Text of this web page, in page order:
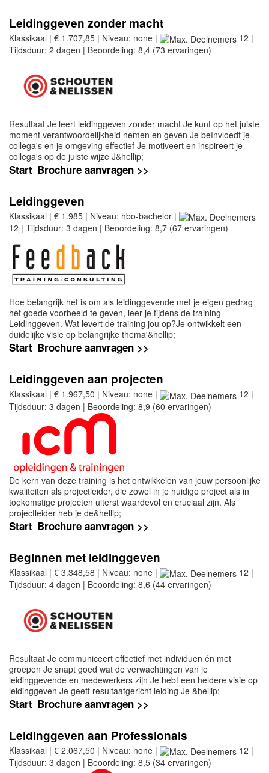
Leidinggeven zonder macht
Klassikaal | € 1.707,85 | Niveau: none |
12 |
Tijdsduur: 2 dagen | Beoordeling: 8,4 (73 ervaringen)
Resultaat Je leert leidinggeven zonder macht Je kunt op het juiste
moment verantwoordelijkheid nemen en geven Je beïnvloedt je
collega's en je omgeving effectief Je motiveert en inspireert je
collega's op de juiste wijze J&hellip;
Start Brochure aanvragen >>
Leidinggeven
Klassikaal | € 1.985 | Niveau: hbo-bachelor |
12 | Tijdsduur: 3 dagen | Beoordeling: 8,7 (67 ervaringen)
Hoe belangrijk het is om als leidinggevende met je eigen gedrag
het goede voorbeeld te geven, leer je tijdens de training
Leidinggeven. Wat levert de training jou op?Je ontwikkelt een
duidelijke visie op belangrijke thema'&hellip;
Start Brochure aanvragen >>
Leidinggeven aan projecten
Klassikaal | € 1.967,50 | Niveau: none |
12 |
Tijdsduur: 3 dagen | Beoordeling: 8,9 (60 ervaringen)
De kern van deze training is het ontwikkelen van jouw persoonlijke
kwaliteiten als projectleider, die zowel in je huidige project als in
toekomstige projecten uiterst waardevol en cruciaal zijn. Als
projectleider heb je de&hellip;
Start Brochure aanvragen >>
Beginnen met leidinggeven
Klassikaal | € 3.348,58 | Niveau: none |
12 |
Tijdsduur: 4 dagen | Beoordeling: 8,6 (44 ervaringen)
Resultaat Je communiceert effectief met individuen én met
groepen Je snapt goed wat de verwachtingen van je
leidinggevende en medewerkers zijn Je hebt een heldere visie op
leidinggeven Je geeft resultaatgericht leiding Je &hellip;
Start Brochure aanvragen >>
Leidinggeven aan Professionals
Klassikaal | € 2.067,50 | Niveau: none |
12 |
Tijdsduur: 3 dagen | Beoordeling: 8,5 (34 ervaringen)